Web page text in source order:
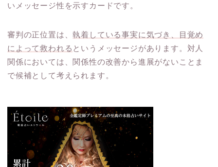
いメッセージ性を示すカードです。
審判の正位置は、執着している事実に気づき、目覚め
によって救われる というメッセージがあります。対人
関係においては、関係性の改善から進展がないことま
で候補として考えられます。